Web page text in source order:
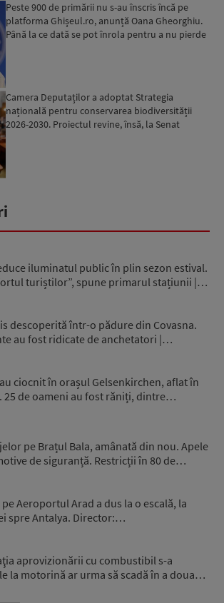
Peste 900 de primării nu s-au înscris încă pe
platforma Ghișeul.ro, anunță Oana Gheorghiu.
Până la ce dată se pot înrola pentru a nu pierde
Camera Deputaților a adoptat Strategia
națională pentru conservarea biodiversității
2026-2030. Proiectul revine, însă, la Senat
iluminatul public în plin sezon estival.
turiștilor”, spune primarul stațiunii |…
descoperită într-o pădure din Covasna.
au fost ridicate de anchetatori |…
ciocnit în orașul Gelsenkirchen, aflat în
25 de oameni au fost răniți, dintre…
pe Brațul Bala, amânată din nou. Apele
de siguranță. Restricții în 80 de…
Aeroportul Arad a dus la o escală, la
spre Antalya. Director:…
aprovizionării cu combustibil s-a
la motorină ar urma să scadă în a doua…